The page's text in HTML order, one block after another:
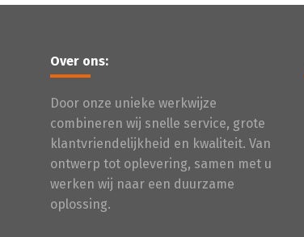
Over ons:
Door onze unieke werkwijze
combineren wij snelle service, grote
klantvriendelijkheid en kwaliteit. Van
ontwerp tot oplevering, samen met u
werken wij naar een duurzame
oplossing.